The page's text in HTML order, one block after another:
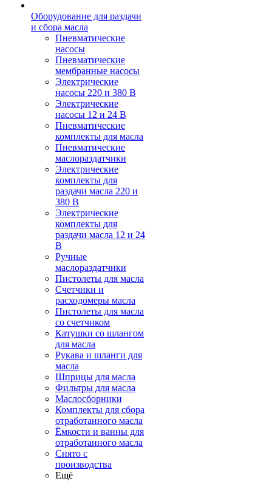
Оборудование для раздачи
и сбора масла
Пневматические
насосы
Пневматические
мембранные насосы
Электрические
насосы 220 и 380 В
Электрические
насосы 12 и 24 В
Пневматические
комплекты для масла
Пневматические
маслораздатчики
Электрические
комплекты для
раздачи масла 220 и
380 В
Электрические
комплекты для
раздачи масла 12 и 24
В
Ручные
маслораздатчики
Пистолеты для масла
Счетчики и
расходомеры масла
Пистолеты для масла
со счетчиком
Катушки со шлангом
для масла
Рукава и шланги для
масла
Шприцы для масла
Фильтры для масла
Маслосборники
Комплекты для сбора
отработанного масла
Ёмкости и ванны для
отработанного масла
Снято с
производства
Ещё